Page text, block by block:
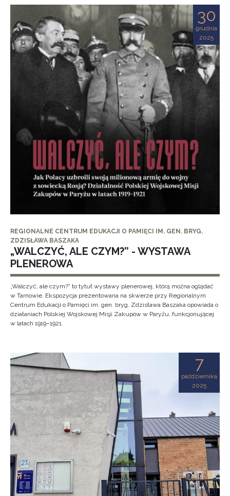
30
grudnia
2025
REGIONALNE CENTRUM EDUKACJI O PAMIĘCI IM. GEN. BRYG.
ZDZISŁAWA BASZAKA
„WALCZYĆ, ALE CZYM?” - WYSTAWA
PLENEROWA
„Walczyć, ale czym?” to tytuł wystawy plenerowej, którą można oglądać
w Tarnowie. Ekspozycja prezentowana na skwerze przy Regionalnym
Centrum Edukacji o Pamięci im. gen. bryg. Zdzisława Baszaka opowiada o
działaniach Polskiej Wojskowej Misji Zakupów w Paryżu, funkcjonującej
w latach 1919–1921.
7
października
2025